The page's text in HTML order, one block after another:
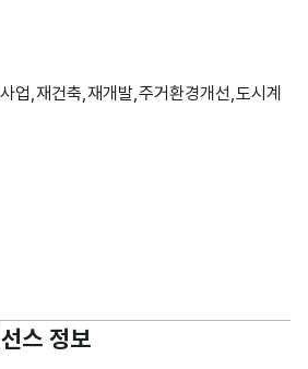
업,재건축,재개발,주거환경개선,도시계
스 정보